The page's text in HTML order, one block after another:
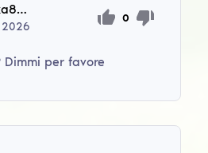
romashka8102008
2026
0
Dimmi per favore